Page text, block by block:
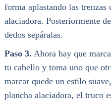
forma aplastando las trenzas
alaciadora. Posteriormente
dedos sepáralas.
Paso 3. Ahora hay que
tu cabello y toma uno que
marcar quede un estilo
plancha alaciadora, el truco